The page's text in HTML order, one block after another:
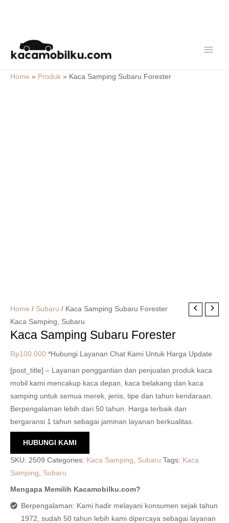
content
Home » Produk » Kaca Samping Subaru Forester
Home / Subaru / Kaca Samping Subaru Forester
Kaca Samping, Subaru
Kaca Samping Subaru Forester
Rp100.000 *Hubungi Layanan Chat Kami Untuk Harga Update
[post_title] – Layanan penggantian dan penjualan produk kaca
mobil kami mencakup kaca depan, kaca belakang dan kaca
samping untuk semua merek, jenis, tipe dan tahun kendaraan.
Berpengalaman lebih dari 50 tahun. Harga terbaik dan
bergaransi 1 tahun sebagai jaminan layanan berkualitas.
HUBUNGI KAMI
SKU: 2509 Categories: Kaca Samping, Subaru Tags: Kaca
Samping, Subaru
Mengapa Memilih Kacamobilku.com?
Berpengalaman: Kami hadir melayani konsumen sejak tahun
1972, sudah 50 tahun lebih kami dipercaya sebagai layanan